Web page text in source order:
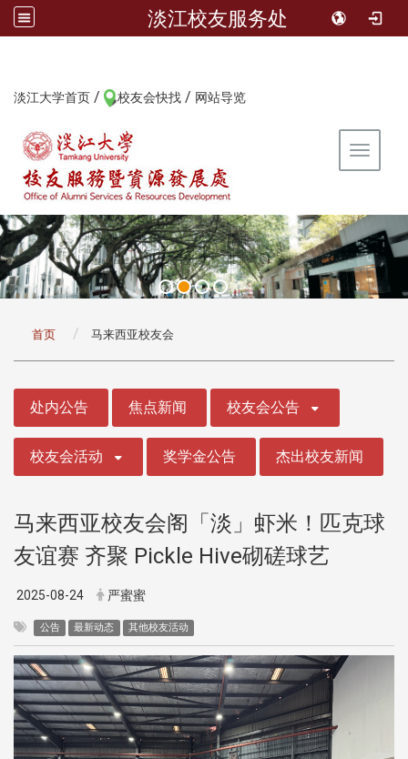
淡江校友服务处
淡江大学首页 / 校友会快找 / 网站导览
Toggle
首页 马来西亚校友会
处内公告 焦点新闻 校友会公告
校友会活动 奖学金公告 杰出校友新闻
马来西亚校友会阁「淡」虾米！匹克球
友谊赛 齐聚 Pickle Hive砌磋球艺
2025-08-24 严蜜蜜
公告 最新动态 其他校友活动